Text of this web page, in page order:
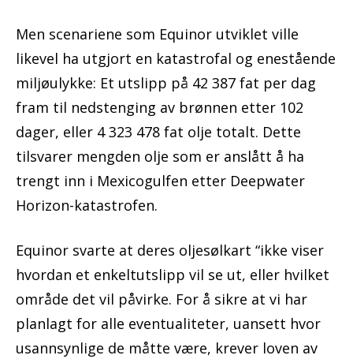
Men scenariene som Equinor utviklet ville
likevel ha utgjort en katastrofal og enestående
miljøulykke: Et utslipp på 42 387 fat per dag
fram til nedstenging av brønnen etter 102
dager, eller 4 323 478 fat olje totalt. Dette
tilsvarer mengden olje som er anslått å ha
trengt inn i Mexicogulfen etter Deepwater
Horizon-katastrofen.
Equinor svarte at deres oljesølkart “ikke viser
hvordan et enkeltutslipp vil se ut, eller hvilket
område det vil påvirke. For å sikre at vi har
planlagt for alle eventualiteter, uansett hvor
usannsynlige de måtte være, krever loven av